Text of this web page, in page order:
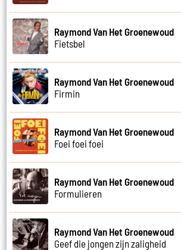
Raymond Van Het Groenewoud
Fietsbel
Raymond Van Het Groenewoud
Firmin
Raymond Van Het Groenewoud
Foei foei foei
Raymond Van Het Groenewoud
Formulieren
Raymond Van Het Groenewoud
Geef die jongen zijn zaligheid